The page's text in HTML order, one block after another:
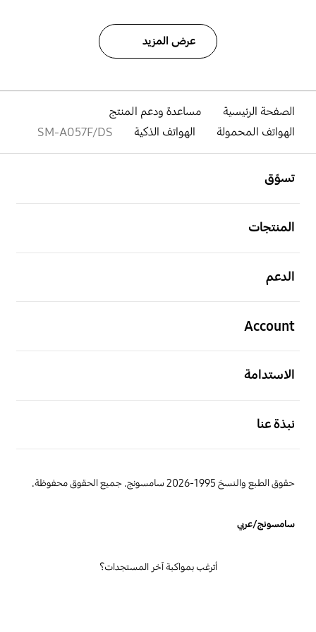
عرض المزيد
الصفحة الرئيسية
مساعدة ودعم المنتج
الهواتف المحمولة
الهواتف الذكية SM-A057F/DS
تسوّق
المنتجات
الدعم
Account
الاستدامة
نبذة عنا
حقوق الطبع والنسخ 1995-2026 سامسونج. جميع الحقوق محفوظة.
سامسونج/عربي
أترغب بمواكبة آخر المستجدات؟